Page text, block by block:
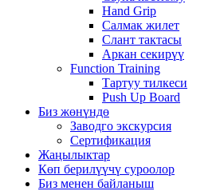
Hand Grip
Салмак жилет
Слант тактасы
Аркан секирүү
Function Training
Тартуу тилкеси
Push Up Board
Биз жөнүндө
Заводго экскурсия
Сертификация
Жаңылыктар
Көп берилүүчү суроолор
Биз менен байланыш